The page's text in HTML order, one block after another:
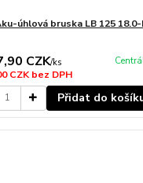
úhlová bruska LB 125 18.0-
CZK/ks
CZKbez DPH
Přidat do